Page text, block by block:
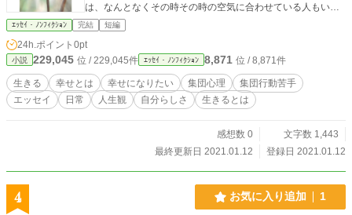
は、なんとなくその時その時の空気に合わせている人もいた
のかな。違う意見だけど黙っている人もいたのかな。
ｴｯｾｲ・ﾉﾝﾌｨｸｼｮﾝ 完結 短編
24h.ポイント 0pt
小説 229,045 位 / 229,045件 ｴｯｾｲ・ﾉﾝﾌｨｸｼｮﾝ 8,871 位 / 8,871件
生きる 幸せとは 幸せになりたい 集団心理
集団行動苦手
エッセイ
日常 人生観 自分らしさ 生きるとは
感想数 0
文字数 1,443
最終更新日 2021.01.12
登録日 2021.01.12
4 お気に入り追加 1